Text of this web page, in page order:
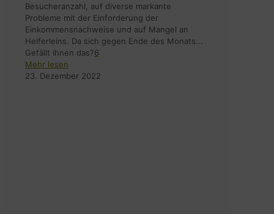
Besucheranzahl, auf diverse markante
Probleme mit der Einforderung der
Einkommensnachweise und auf Mangel an
Helferleins. Da sich gegen Ende des Monats...
Gefällt Ihnen das?6
Mehr lesen
23. Dezember 2022